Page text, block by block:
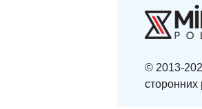
© 2013-
сторонних